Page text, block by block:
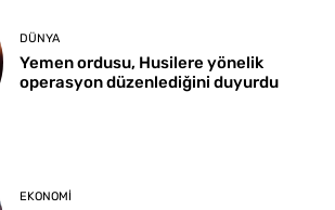
DÜNYA
Yemen ordusu, Husilere yönelik
operasyon düzenlediğini duyurdu
EKONOMI